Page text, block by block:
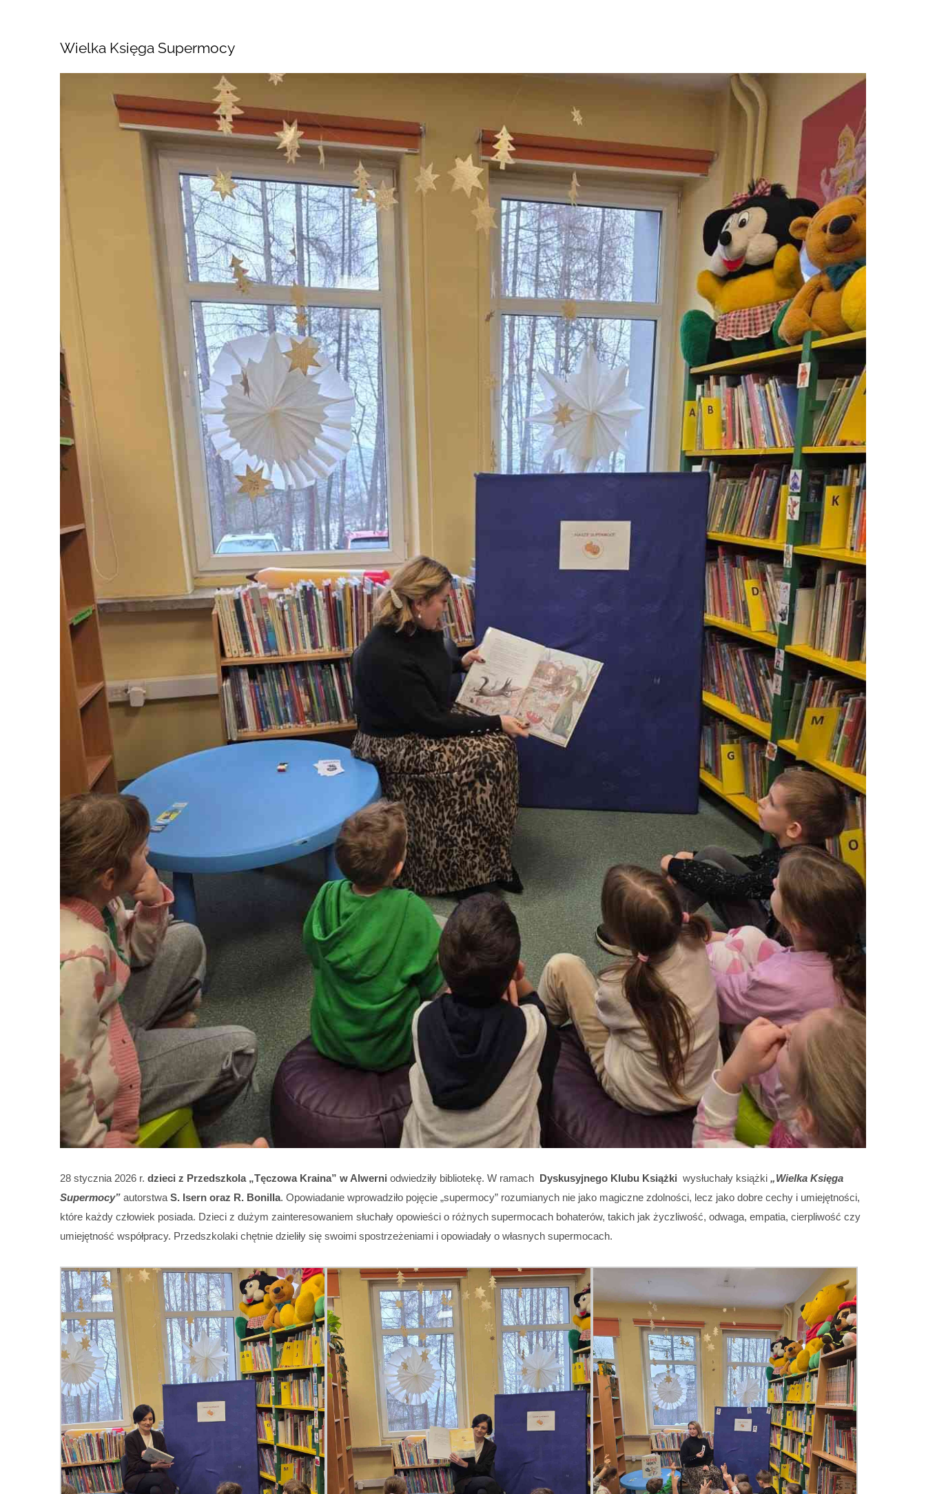
Wielka Księga Supermocy
28 stycznia 2026 r. dzieci z Przedszkola „Tęczowa Kraina” w Alwerni odwiedziły bibliotekę. W ramach Dyskusyjnego Klubu Książki wysłuchały książki „Wielka Księga
Supermocy” autorstwa S. Isern oraz R. Bonilla. Opowiadanie wprowadziło pojęcie „supermocy” rozumianych nie jako magiczne zdolności, lecz jako dobre cechy i umiejętności,
które każdy człowiek posiada. Dzieci z dużym zainteresowaniem słuchały opowieści o różnych supermocach bohaterów, takich jak życzliwość, odwaga, empatia, cierpliwość czy
umiejętność współpracy. Przedszkolaki chętnie dzieliły się swoimi spostrzeżeniami i opowiadały o własnych supermocach.